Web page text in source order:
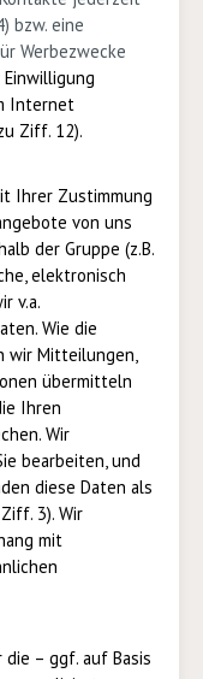
bzw. eine
Werbezwecke
Internet
Ziff. 12).
Ihrer Zustimmung
von uns
der Gruppe (z.B.
elektronisch
v.a.
Wie die
wir Mitteilungen,
übermitteln
Ihren
Wir
bearbeiten, und
diese Daten als
3). Wir
mit
– ggf. auf Basis